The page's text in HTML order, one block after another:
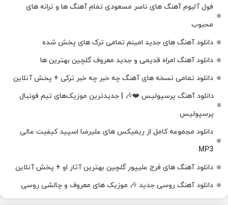
فول آلبوم آهنگ‌ های ناصر مسعودی تمام آهنگ‌ ها و ترانه‌ های
محبوب
دانلود آهنگ های جدید امینم تمامی ترک های پخش شده
دانلود آهنگ امراه قدیمی و جدید معروف گلچین بهترین ها
دانلود تمامی نسخه های آهنگ چه خبر چه خبر ترکی + پخش آنلاین
دانلود آهنگ پرسپولیس ❤️🎶 | جدیدترین موزیک‌های تیم فوتبال
پرسپولیس
دانلود مجموعه کامل از ریمیکس های علیرضا اسپید کیفیت عالی
MP3
دانلود آهنگ های فرج علیپور گلچین بهترین آثار او + پخش آنلاین
دانلود آهنگ روسی جدید 🎶 موزیک‌ های معروف و چالشی روسی